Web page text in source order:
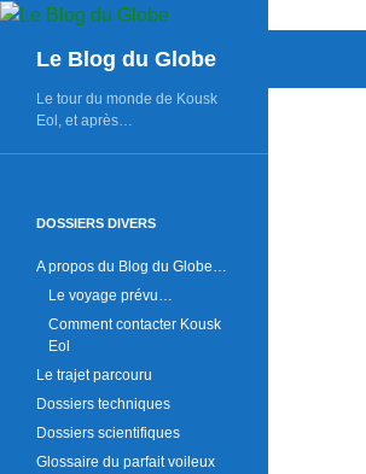
Aller
contenuLe Blog du Globe
Le tour du monde de Kousk
Eol, et après…
DOSSIERS DIVERS
A propos du Blog du Globe…
Le voyage prévu…
Comment contacter Kousk
Eol
Le trajet parcouru
Dossiers techniques
Dossiers scientifiques
Glossaire du parfait voileux